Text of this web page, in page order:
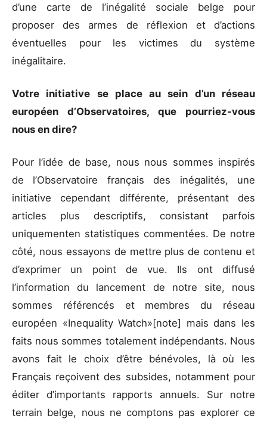
d’une carte de l’inégalité sociale belge pour
proposer des armes de réflexion et d’actions
éventuelles pour les victimes du système
inégalitaire.
Votre initiative se place au sein d’un réseau
européen d’Observatoires, que pourriez-vous
nous en dire?
Pour l’idée de base, nous nous sommes inspirés
de l’Observatoire français des inégalités, une
initiative cependant différente, présentant des
articles plus descriptifs, consistant parfois
uniquementen statistiques commentées. De notre
côté, nous essayons de mettre plus de contenu et
d’exprimer un point de vue. Ils ont diffusé
l’information du lancement de notre site, nous
sommes référencés et membres du réseau
européen «Inequality Watch»[note] mais dans les
faits nous sommes totalement indépendants. Nous
avons fait le choix d’être bénévoles, là où les
Français reçoivent des subsides, notamment pour
éditer d’importants rapports annuels. Sur notre
terrain belge, nous ne comptons pas explorer ce